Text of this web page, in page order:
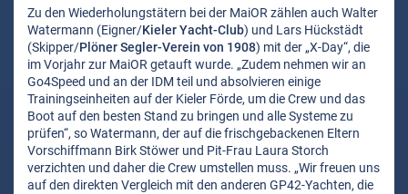
Zu den Wiederholungstätern bei der MaiOR zählen auch Walter
Watermann (Eigner/Kieler Yacht-Club) und Lars Hückstädt
(Skipper/Plöner Segler-Verein von 1908) mit der „X-Day“, die
im Vorjahr zur MaiOR getauft wurde. „Zudem nehmen wir an
Go4Speed und an der IDM teil und absolvieren einige
Trainingseinheiten auf der Kieler Förde, um die Crew und das
Boot auf den besten Stand zu bringen und alle Systeme zu
prüfen“, so Watermann, der auf die frischgebackenen Eltern
Vorschiffmann Birk Stöwer und Pit-Frau Laura Storch
verzichten und daher die Crew umstellen muss. „Wir freuen uns
auf den direkten Vergleich mit den anderen GP42-Yachten, die